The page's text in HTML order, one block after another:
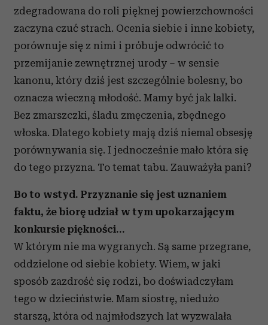
zdegradowana do roli pięknej powierzchowności
zaczyna czuć strach. Ocenia siebie i inne kobiety,
porównuje się z nimi i próbuje odwrócić to
przemijanie zewnętrznej urody – w sensie
kanonu, który dziś jest szczególnie bolesny, bo
oznacza wieczną młodość. Mamy być jak lalki.
Bez zmarszczki, śladu zmęczenia, zbędnego
włoska. Dlatego kobiety mają dziś niemal obsesję
porównywania się. I jednocześnie mało która się
do tego przyzna. To temat tabu. Zauważyła pani?
Bo to wstyd. Przyznanie się jest uznaniem
faktu, że biorę udział w tym upokarzającym
konkursie piękności…
W którym nie ma wygranych. Są same przegrane,
oddzielone od siebie kobiety. Wiem, w jaki
sposób zazdrość się rodzi, bo doświadczyłam
tego w dzieciństwie. Mam siostrę, niedużo
starszą, która od najmłodszych lat wyzwalała